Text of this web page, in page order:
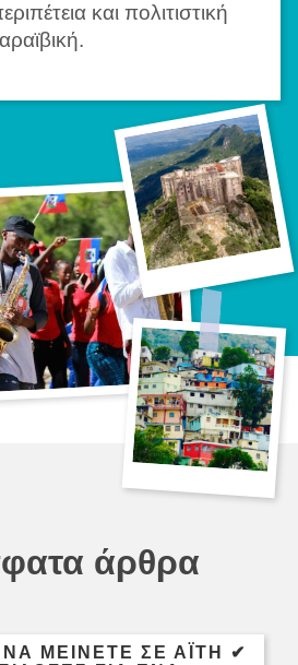
και πολιτιστική
άρθρα
ΜΕΊΝΕΤΕ ΣΕ ΑΪΤΉ ✔